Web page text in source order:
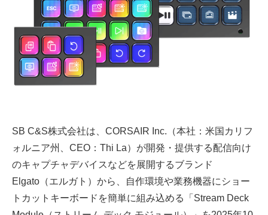
SB C&S株式会社は、CORSAIR Inc.（本社：米国カリフ
ォルニア州、CEO：Thi La）が開発・提供する配信向け
のキャプチャデバイスなどを展開するブランド
Elgato（エルガト）から、自作環境や業務機器にショー
トカットキーボードを簡単に組み込める「Stream Deck